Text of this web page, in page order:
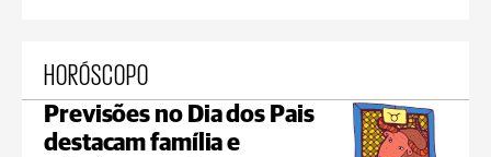
HORÓSCOPO
Previsões no Dia dos Pais
destacam família e